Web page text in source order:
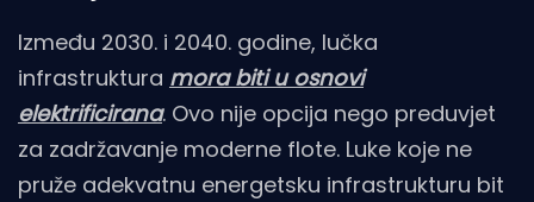
Između 2030. i 2040. godine, lučka
infrastruktura mora biti u osnovi
elektrificirana. Ovo nije opcija nego preduvjet
za zadržavanje moderne flote. Luke koje ne
pruže adekvatnu energetsku infrastrukturu bit